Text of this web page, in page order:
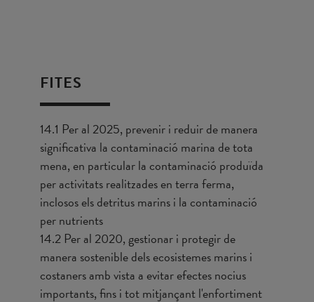
FITES
14.1 Per al 2025, prevenir i reduir de manera
significativa la contaminació marina de tota
mena, en particular la contaminació produïda
per activitats realitzades en terra ferma,
inclosos els detritus marins i la contaminació
per nutrients
14.2 Per al 2020, gestionar i protegir de
manera sostenible dels ecosistemes marins i
costaners amb vista a evitar efectes nocius
importants, fins i tot mitjançant l'enfortiment